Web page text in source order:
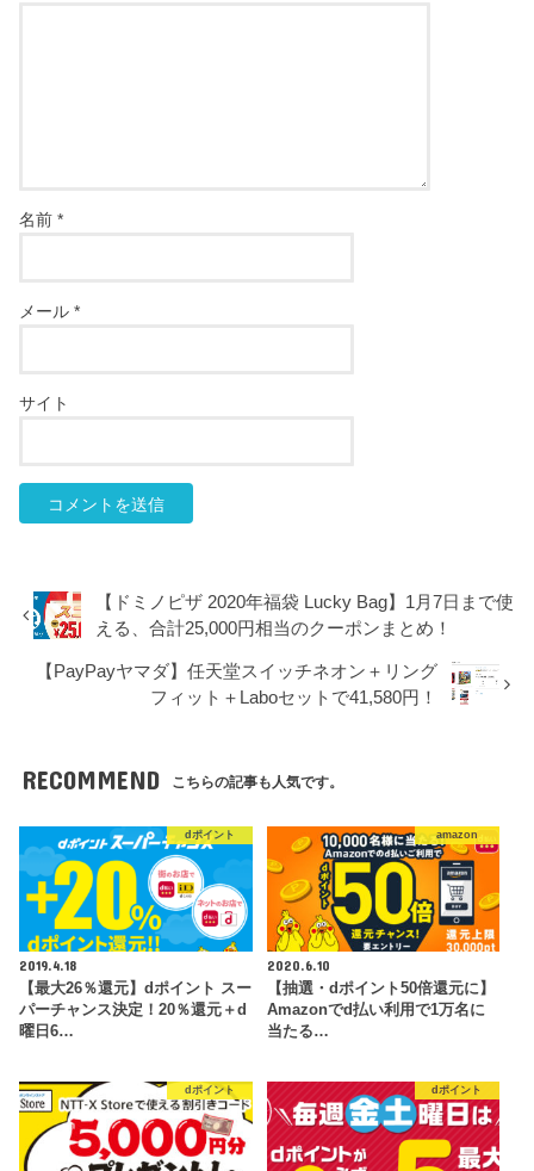
名前*
メール*
サイト
【ドミノピザ 2020年福袋 Lucky Bag】1月7日まで使
える、合計25,000円相当のクーポンまとめ！
【PayPayヤマダ】任天堂スイッチネオン＋リング
フィット＋Laboセットで41,580円！
RECOMMEND こちらの記事も人気です。
dポイント
2019.4.18
【最大26％還元】dポイント スー
パーチャンス決定！20％還元＋d
曜日6…
amazon
2020.6.10
【抽選・dポイント50倍還元に】
Amazonでd払い利用で1万名に
当たる…
dポイント dポイント